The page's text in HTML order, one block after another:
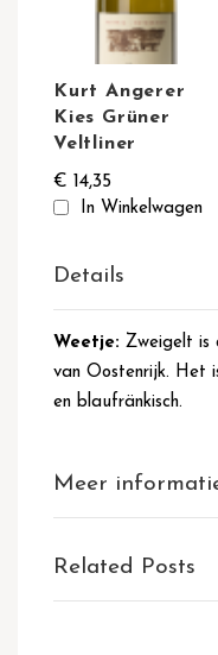
Details
Weetje: Zweigelt is
van Oostenrijk. Het
en blaufränkisch.
Meer
Related Posts
Kurt Angerer
Kies Grüner
Veltliner
€ 14,35
In Winkelwagen